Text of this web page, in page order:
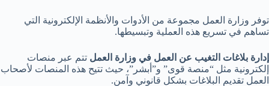
توفر وزارة العمل مجموعة من الأدوات والأنظمة الإلكترونية التي
تساهم في تسريع هذه العملية وتبسيطها.
إدارة بلاغات التغيب عن العمل في وزارة العمل تتم عبر منصات
إلكترونية مثل “منصة قوى” و”أبشر”، حيث تتيح هذه المنصات لأصحاب
العمل تقديم البلاغات بشكل قانوني وآمن.